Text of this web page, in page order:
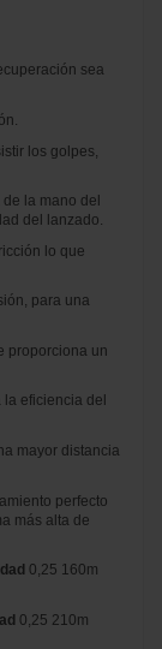
sea
los golpes,
la mano del
del lanzado.
lo que
para una
proporciona un
eficiencia del
mayor distancia
perfecto
más alta de
0,25 160m
0,25 210m